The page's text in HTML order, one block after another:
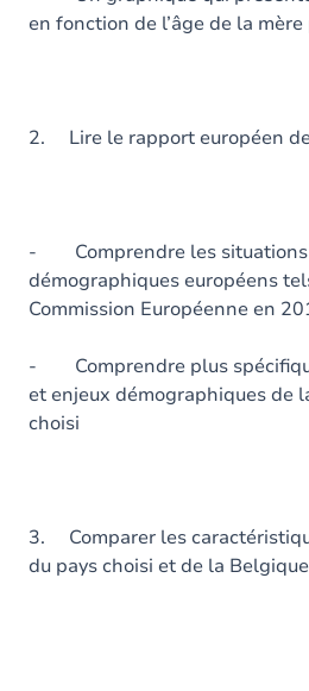
en fonction de l’âge de la
2. Lire le rapport européen
- Comprendre les situations
démographiques européens
Commission Européenne en
- Comprendre plus
et enjeux démographiques de
choisi
3. Comparer les
du pays choisi et de la Belgique